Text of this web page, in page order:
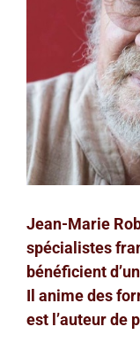
Jean-Marie
spécialistes
bénéficient
Il anime des
est l’auteur de